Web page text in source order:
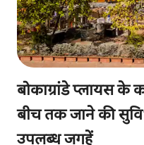
बोकाग्रांडे प्लायस के
बीच तक जाने की
उपलब्ध जगहें